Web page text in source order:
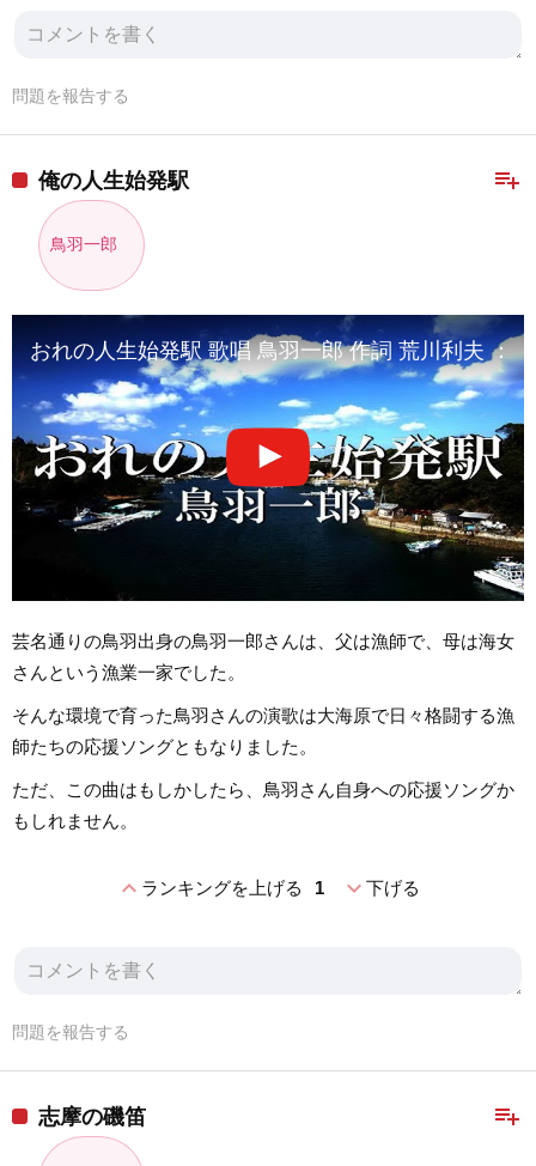
問題を報告する
playlist_add
俺の人生始発駅
鳥羽一郎
おれの人生始発駅 歌唱 鳥羽一郎 作詞 荒川利夫 ：
芸名通りの鳥羽出身の鳥羽一郎さんは、父は漁師で、母は海女
さんという漁業一家でした。
そんな環境で育った鳥羽さんの演歌は大海原で日々格闘する漁
師たちの応援ソングともなりました。
ただ、この曲はもしかしたら、鳥羽さん自身への応援ソングか
もしれません。
expand_lessランキングを上げる 1 expand_more下げる
問題を報告する
playlist_add
志摩の磯笛